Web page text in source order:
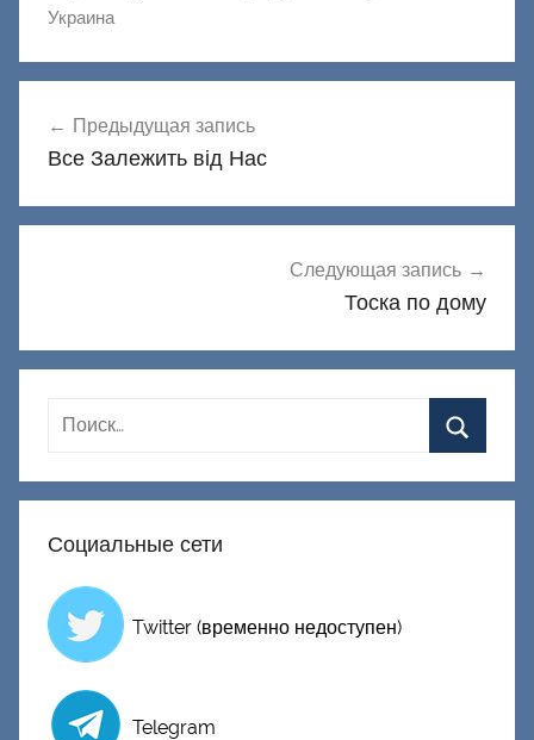
Украина
по
Предыдущая запись
Все Залежить від Нас
Следующая запись
Тоска по дому
Социальные сети
Twitter (временно недоступен)
Telegram